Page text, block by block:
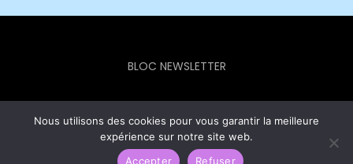
BLOC NEWSLETTER
Europe Info Hebdo © 2023 - Theme Focus Blog by
Creativ
Nous utilisons des cookies pour vous garantir la meilleure
expérience sur notre site web.
Accepter
Refuser